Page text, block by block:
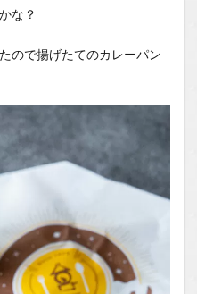
な？
ので揚げたてのカレーパン